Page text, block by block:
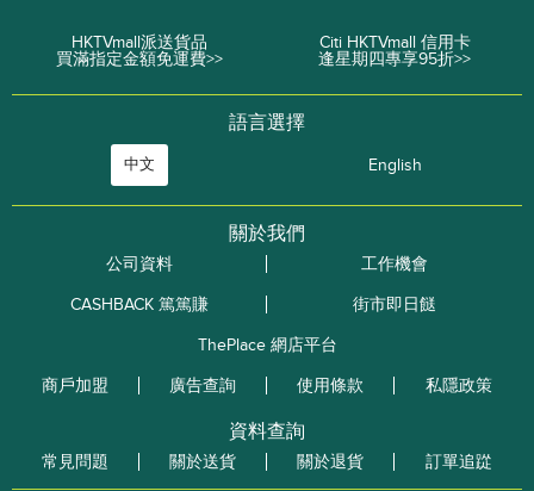
HKTVmall派送貨品
買滿指定金額免運費>>
Citi HKTVmall 信用卡
逢星期四專享95折>>
語言選擇
中文 English
關於我們
公司資料
工作機會
CASHBACK 篤篤賺
街市即日餸
ThePlace 網店平台
商戶加盟
廣告查詢 使用條款 私隱政策
資料查詢
常見問題 關於送貨 關於退貨 訂單追踨